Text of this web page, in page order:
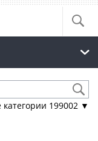
категории 199002 ▼